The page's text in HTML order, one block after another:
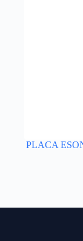
PLACA